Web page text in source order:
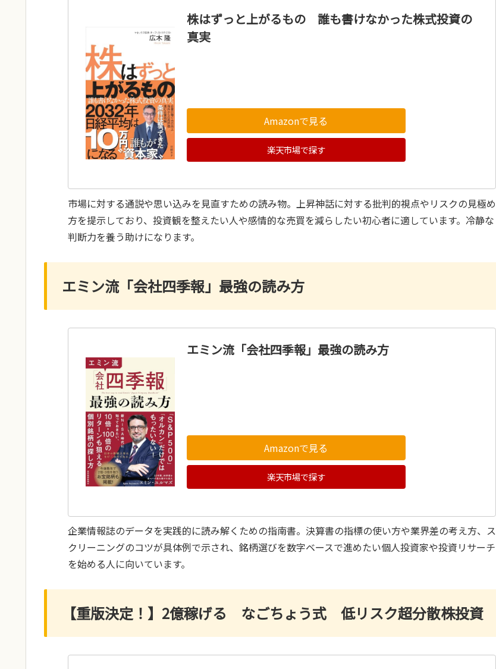
株はずっと上がるもの 誰も書けなかった株式投資の
真実
Amazonで見る
楽天市場で探す
市場に対する通説や思い込みを見直すための読み物。上昇神話に対する批判的視点やリスクの見極め
方を提示しており、投資観を整えたい人や感情的な売買を減らしたい初心者に適しています。冷静な
判断力を養う助けになります。
エミン流「会社四季報」最強の読み方
エミン流「会社四季報」最強の読み方
Amazonで見る
楽天市場で探す
企業情報誌のデータを実践的に読み解くための指南書。決算書の指標の使い方や業界差の考え方、ス
クリーニングのコツが具体例で示され、銘柄選びを数字ベースで進めたい個人投資家や投資リサーチ
を始める人に向いています。
【重版決定！】2億稼げる なごちょう式 低リスク超分散株投資